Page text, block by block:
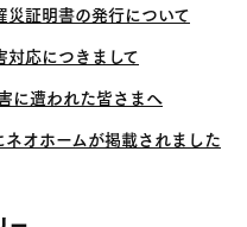
災証明書の発行について
応につきまして
に遭われた皆さまへ
オホームが掲載されました